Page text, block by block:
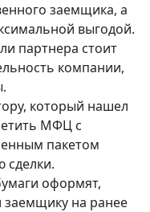
заемщика, а
выгодой.
партнера стоит
компании,
который нашел
МФЦ с
пакетом
сделки.
оформят,
заемщику на ранее